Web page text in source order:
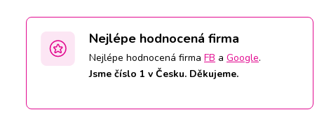
Nejlépe hodnocená firma
Nejlépe hodnocená firma FB a Google.
Jsme číslo 1 v Česku. Děkujeme.